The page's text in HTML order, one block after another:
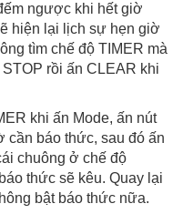
ngược khi hết giờ
hiện lại lịch sự hẹn giờ
tìm chế độ TIMER mà
rồi ấn CLEAR khi
khi ấn Mode, ấn nút
cần báo thức, sau đó ấn
chuông ở chế độ
thức sẽ kêu. Quay lại
bật báo thức nữa.